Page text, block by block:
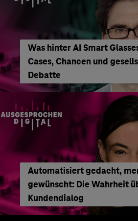
Was hinter AI Smart
Cases, Chancen und
Debatte
Automatisiert gedacht,
gewünscht: Die Wahrheit
Kundendialog